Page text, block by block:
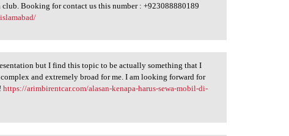
Booking for contact us this number : +923088880189
but I find this topic to be actually something that I
and extremely broad for me. I am looking forward for
https://arimbirentcar.com/alasan-kenapa-harus-sewa-mobil-di-